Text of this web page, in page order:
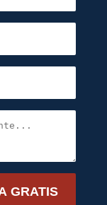
GRATIS